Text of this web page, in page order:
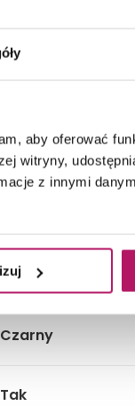
aby oferować
witryny,
z innymi
480 mm
225 mm
Czarny
Tak